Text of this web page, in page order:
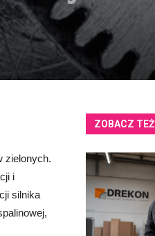
zielonych.
i
silnika
ZOBACZ TEŻ